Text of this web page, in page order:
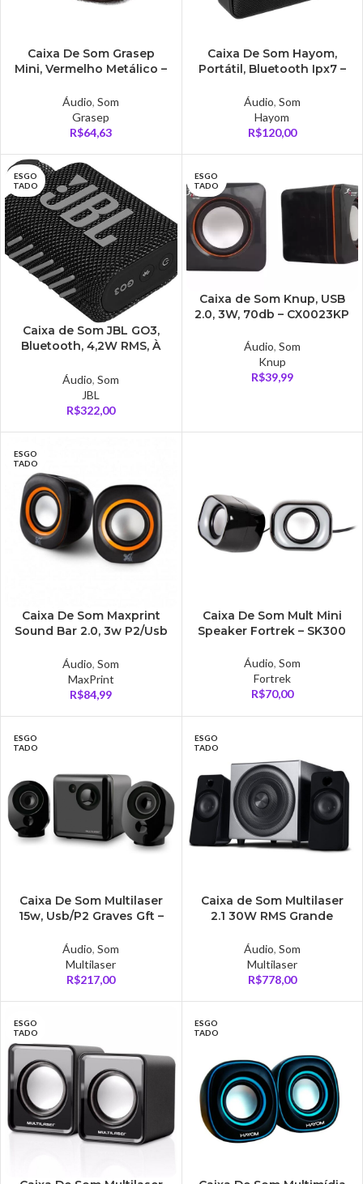
Caixa De Som Grasep
Mini, Vermelho Metálico –
Áudio,Som
Grasep
R$64,63
Caixa De Som Hayom,
Portátil, Bluetooth Ipx7 –
Áudio, Som
Hayom
R$120,00
ESGO
TADO
Caixa de Som JBL GO3,
Bluetooth, 4,2W RMS, À
JBLGO3BLK
Áudio,Som
JBL
R$322,00
ESGO
TADO
Caixa de Som Knup, USB
2.0, 3W, 70db – CX0023KP
Áudio, Som
Knup
R$39,99
ESGO
TADO
Caixa De Som Maxprint
Sound Bar 2.0, 3w P2/Usb
Áudio,Som
MaxPrint
R$84,99
Caixa De Som Mult Mini
Speaker Fortrek – SK300
Áudio, Som
Fortrek
R$70,00
ESGO
TADO
Caixa De Som Multilaser
15w, Usb/P2 Graves Gft –
Áudio,Som
Multilaser
R$217,00
ESGO
TADO
Caixa de Som Multilaser
2.1 30W RMS Grande
Áudio, Som
Multilaser
R$778,00
ESGO
TADO
ESGO
TADO